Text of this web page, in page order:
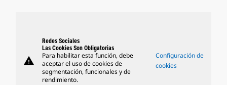
warning
Redes Sociales
Las Cookies Son Obligatorias
Para habilitar esta función, debe
aceptar el uso de cookies de
segmentación, funcionales y de
rendimiento.
Configuración de
cookies